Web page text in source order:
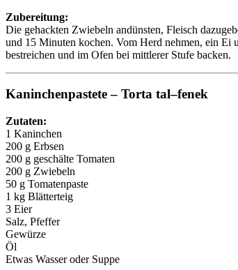
Zubereitung:
Die gehackten Zwiebeln andünsten, Fleisch
und 15 Minuten kochen. Vom Herd nehmen, ein Ei
bestreichen und im Ofen bei mittlerer Stufe backen.
Kaninchenpastete – Torta tal–fenek
Zutaten:
1 Kaninchen
200 g Erbsen
200 g geschälte Tomaten
200 g Zwiebeln
50 g Tomatenpaste
1 kg Blätterteig
3 Eier
Salz, Pfeffer
Gewürze
Öl
Etwas Wasser oder Suppe